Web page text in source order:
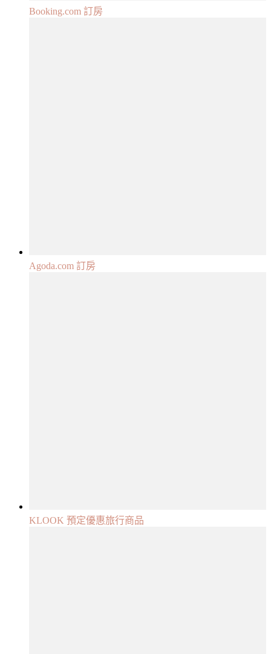
Booking.com 訂房
Agoda.com 訂房
KLOOK 預定優惠旅行商品